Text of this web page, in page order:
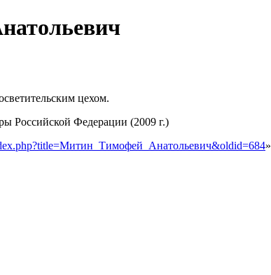
цехом.
Российской Федерации (2009 г.)
»